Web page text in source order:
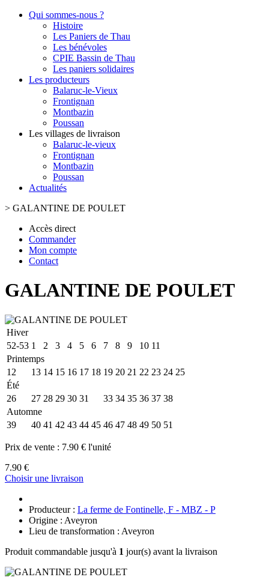
Qui sommes-nous ?
Histoire
Les Paniers de Thau
Les bénévoles
CPIE Bassin de Thau
Les paniers solidaires
Les producteurs
Balaruc-le-Vieux
Frontignan
Montbazin
Poussan
Les villages de livraison
Balaruc-le-vieux
Frontignan
Montbazin
Poussan
Actualités
> GALANTINE DE POULET
Accès direct
Commander
Mon compte
Contact
GALANTINE DE POULET
Hiver
52-53 1 2 3 4 5 6 7 8 9 10 11
Printemps
12
13 14 15 16 17 18 19 20 21 22 23 24 25
Été
26
27 28 29 30 31 33 34 35 36 37 38
Automne
39
40 41 42 43 44 45 46 47 48 49 50 51
Prix de vente : 7.90 € l'unité
7.90 €
Choisir une livraison
Producteur : La ferme de Fontinelle, F - MBZ - P
Origine : Aveyron
Lieu de transformation : Aveyron
Produit commandable jusqu'à 1 jour(s) avant la livraison